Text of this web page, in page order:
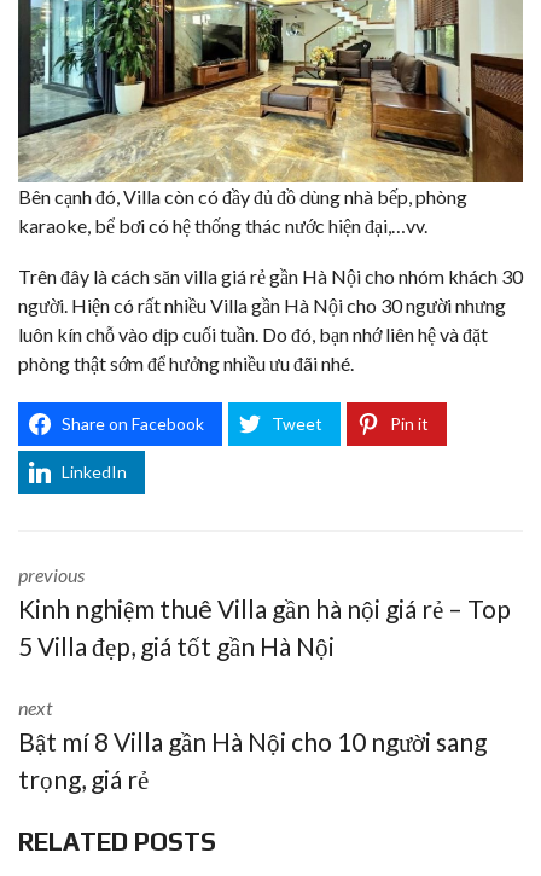
Bên cạnh đó, Villa còn có đầy đủ đồ dùng nhà bếp, phòng
karaoke, bể bơi có hệ thống thác nước hiện đại,…vv.
Trên đây là cách săn villa giá rẻ gần Hà Nội cho nhóm khách 30
người. Hiện có rất nhiều Villa gần Hà Nội cho 30 người nhưng
luôn kín chỗ vào dịp cuối tuần. Do đó, bạn nhớ liên hệ và đặt
phòng thật sớm để hưởng nhiều ưu đãi nhé.
Share on Facebook Tweet Pin it
LinkedIn
previous
Kinh nghiệm thuê Villa gần hà nội giá rẻ – Top
5 Villa đẹp, giá tốt gần Hà Nội
next
Bật mí 8 Villa gần Hà Nội cho 10 người sang
trọng, giá rẻ
RELATED POSTS